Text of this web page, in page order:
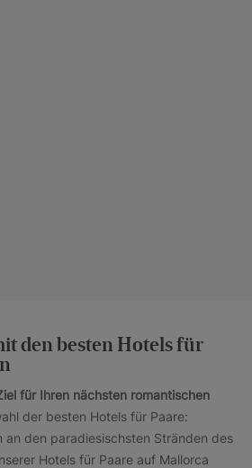
den besten Hotels für
für Ihren nächsten romantischen
der besten Hotels für Paare:
an den paradiesischsten Stränden des
Hotels für Paare auf Mallorca